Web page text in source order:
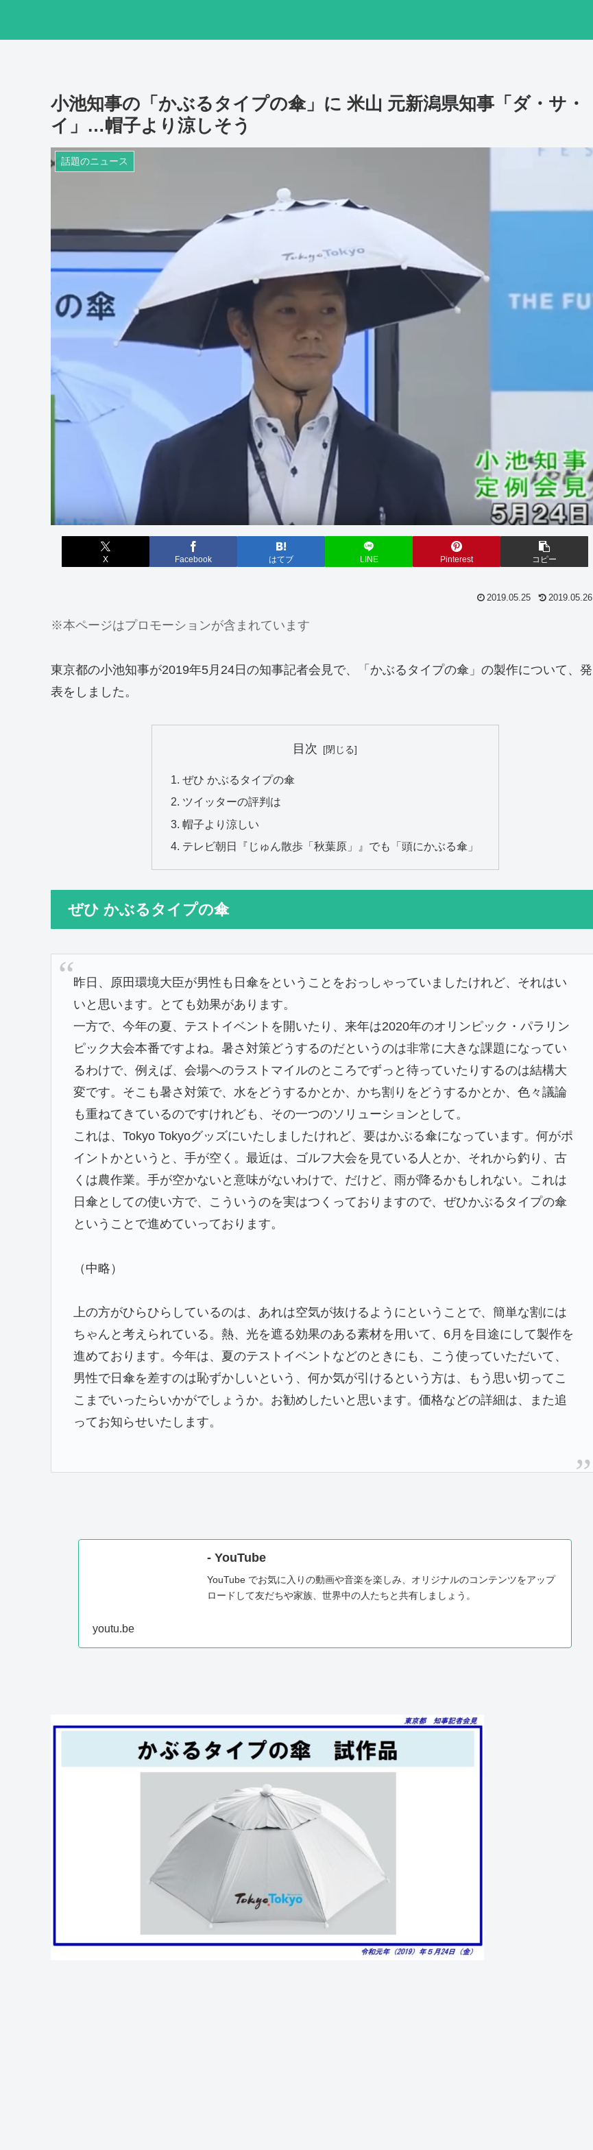
小池知事の「かぶるタイプの傘」に 米山 元新潟県知事「ダ・サ・
イ」…帽子より涼しそう
話題のニュース
X Facebook はてブ LINE Pinterest コピー
2019.05.25 2019.05.26
※本ページはプロモーションが含まれています
東京都の小池知事が2019年5月24日の知事記者会見で、「かぶるタイプの傘」の製作について、発
表をしました。
目次
ぜひ かぶるタイプの傘
ツイッターの評判は
帽子より涼しい
テレビ朝日『じゅん散歩「秋葉原」』でも「頭にかぶる傘」
ぜひ かぶるタイプの傘
昨日、原田環境大臣が男性も日傘をということをおっしゃっていましたけれど、それはい
いと思います。とても効果があります。
一方で、今年の夏、テストイベントを開いたり、来年は2020年のオリンピック・パラリン
ピック大会本番ですよね。暑さ対策どうするのだというのは非常に大きな課題になってい
るわけで、例えば、会場へのラストマイルのところでずっと待っていたりするのは結構大
変です。そこも暑さ対策で、水をどうするかとか、かち割りをどうするかとか、色々議論
も重ねてきているのですけれども、その一つのソリューションとして。
これは、Tokyo Tokyoグッズにいたしましたけれど、要はかぶる傘になっています。何がポ
イントかというと、手が空く。最近は、ゴルフ大会を見ている人とか、それから釣り、古
くは農作業。手が空かないと意味がないわけで、だけど、雨が降るかもしれない。これは
日傘としての使い方で、こういうのを実はつくっておりますので、ぜひかぶるタイプの傘
ということで進めていっております。
（中略）
上の方がひらひらしているのは、あれは空気が抜けるようにということで、簡単な割には
ちゃんと考えられている。熱、光を遮る効果のある素材を用いて、6月を目途にして製作を
進めております。今年は、夏のテストイベントなどのときにも、こう使っていただいて、
男性で日傘を差すのは恥ずかしいという、何か気が引けるという方は、もう思い切ってこ
こまでいったらいかがでしょうか。お勧めしたいと思います。価格などの詳細は、また追
ってお知らせいたします。
- YouTube
YouTube でお気に入りの動画や音楽を楽しみ、オリジナルのコンテンツをアップ
ロードして友だちや家族、世界中の人たちと共有しましょう。
youtu.be